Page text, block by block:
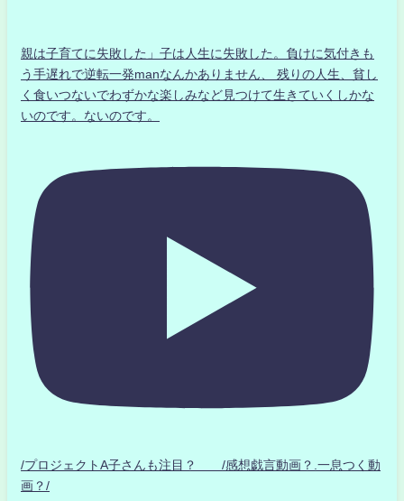
親は子育てに失敗した」子は人生に失敗した。負けに気付きも
う手遅れで逆転一発manなんかありません、 残りの人生、貧し
く食いつないでわずかな楽しみなど見つけて生きていくしかな
いのです。ないのです。
/プロジェクトA子さんも注目？ /感想戯言動画？.一息つく動
画？/